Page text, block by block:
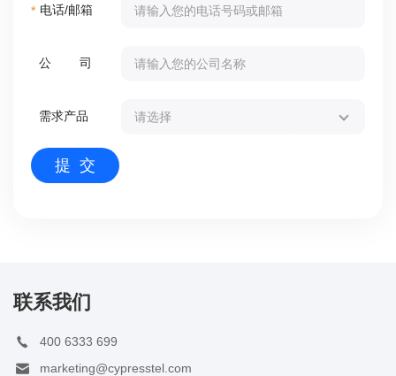
* 电话/邮箱
公 司
需求产品
联系我们
400 6333 699
marketing@cypresstel.com